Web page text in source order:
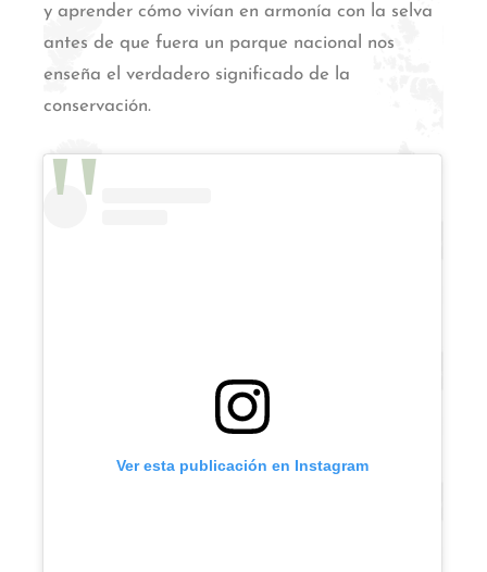
y aprender cómo vivían en armonía con la selva
antes de que fuera un parque nacional nos
enseña el verdadero significado de la
conservación.
Ver esta publicación en Instagram